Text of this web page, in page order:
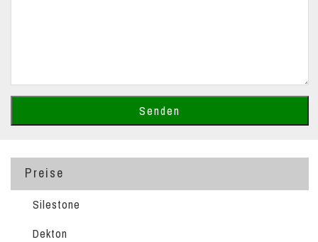
Preise
Silestone
Dekton